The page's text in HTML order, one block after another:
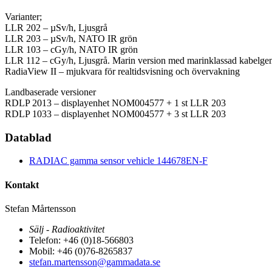
Varianter;
LLR 202 – µSv/h, Ljusgrå
LLR 203 – µSv/h, NATO IR grön
LLR 103 – cGy/h, NATO IR grön
LLR 112 – cGy/h, Ljusgrå. Marin version med marinklassad
RadiaView II – mjukvara för realtidsvisning och övervakning
Landbaserade versioner
RDLP 2013 – displayenhet NOM004577 + 1 st LLR 203
RDLP 1033 – displayenhet NOM004577 + 3 st LLR 203
Datablad
RADIAC gamma sensor vehicle 144678EN-F
Kontakt
Stefan Mårtensson
Sälj - Radioaktivitet
Telefon: +46 (0)18-566803
Mobil: +46 (0)76-8265837
stefan.martensson@gammadata.se